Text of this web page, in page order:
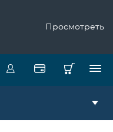
Просмотреть